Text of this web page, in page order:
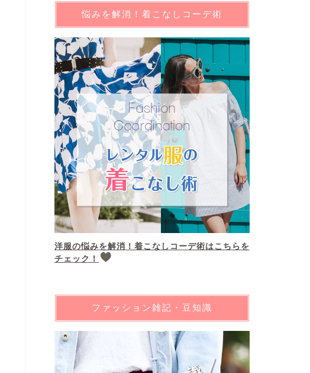
悩みを解消！着こなしコーデ術
洋服の悩みを解消！着こなしコーデ術はこちらを
チェック！
ファッション雑記・豆知識